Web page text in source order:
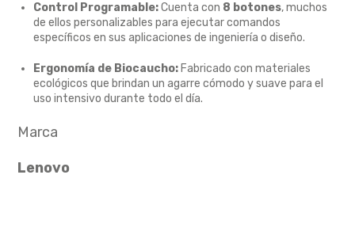
Control Programable:Cuenta con 8 botones,muchos
de ellos personalizables para ejecutar comandos
específicos en sus aplicaciones de ingeniería o diseño.
Ergonomía de Biocaucho: Fabricado con materiales
ecológicos que brindan un agarre cómodo y suave para el
uso intensivo durante todo el día.
Marca
Lenovo